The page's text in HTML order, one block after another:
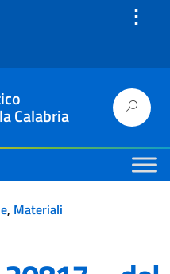
⋮
Calabria
, Materiali